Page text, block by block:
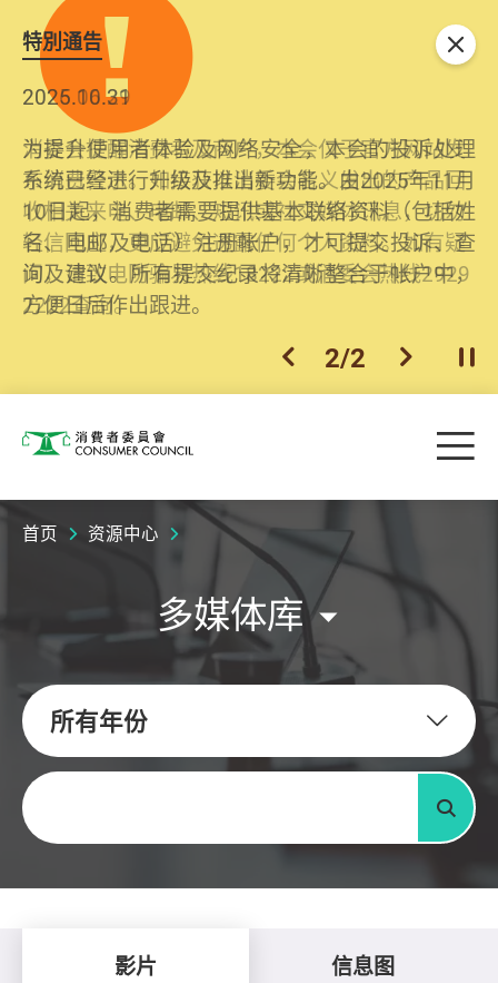
特別通告
2026.06.29
消委会提醒消费者及商户，本会仅于官方网站发
布消费警示。如接获以消委会名义发出的产品回
收相关来电、电邮、短讯或社交媒体讯息，切勿
轻信回应，更应避免透露任何个人资料。如有疑
问，请致电防骗易热线18222或消委会热线2929
2222查询。
2025.10.31
为提升使用者体验及网络安全，本会的投诉处理
系统已经进行升级及推出新功能。由2025年11月
10日起，消费者需要提供基本联络资料（包括姓
名、电邮及电话）注册帐户，才可提交投诉、查
询及建议。所有提交纪录将清晰整合于帐户中，
方便日后作出跟进。
上一个
2/2 下一个开
关闭
消费者委员会 目
首页 资源中心
多媒体库
所有年份
关键字
搜寻
影片 信息图